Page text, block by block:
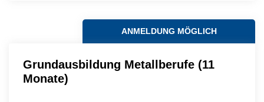
ANMELDUNG MÖGLICH
Grundausbildung Metallberufe (11
Monate)